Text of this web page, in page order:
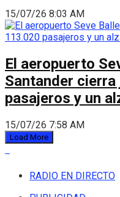
15/07/26 8:03 AM
El aeropuerto
Santander
pasajeros y un
15/07/26 7:58 AM
Load More
RADIO EN DIRECTO